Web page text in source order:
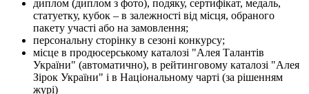
диплом (диплом з фото), подяку, сертифікат, медаль,
статуетку, кубок – в залежності від місця, обраного
пакету участі або на замовлення;
персональну сторінку в сезоні конкурсу;
місце в продюсерському каталозі "Алея Талантів
України" (автоматично), в рейтинговому каталозі "Алея
Зірок України" і в Національному чарті (за рішенням
журі)